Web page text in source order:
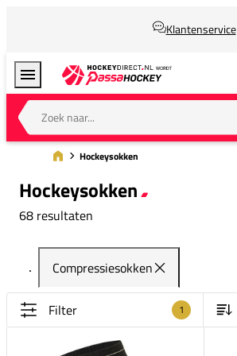
Klantenservice
Zoek naar...
Hockeysokken
Hockeysokken
68 resultaten
Compressiesokken
Filter 1